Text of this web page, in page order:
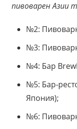
пивоварен Азии
№2:
№3:
№4: Бар
№5: Бар-
Япония);
№6: